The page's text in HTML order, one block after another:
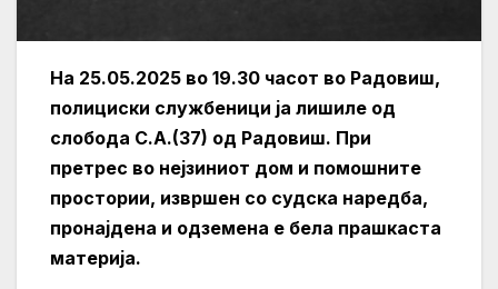
На 25.05.2025 во 19.30 часот во Радовиш,
полициски службеници ја лишиле од
слобода С.А.(37) од Радовиш. При
претрес во нејзиниот дом и помошните
простории, извршен со судска наредба,
пронајдена и одземена е бела прашкаста
материја.